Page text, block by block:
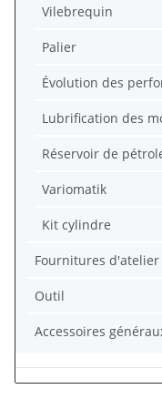
Vilebrequin
Palier
Évolution des
Lubrification des
Réservoir de
Variomatik
Kit cylindre
Fournitures
Outil
Accessoires